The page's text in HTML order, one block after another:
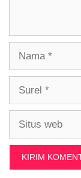
Nama
Surel
Situs